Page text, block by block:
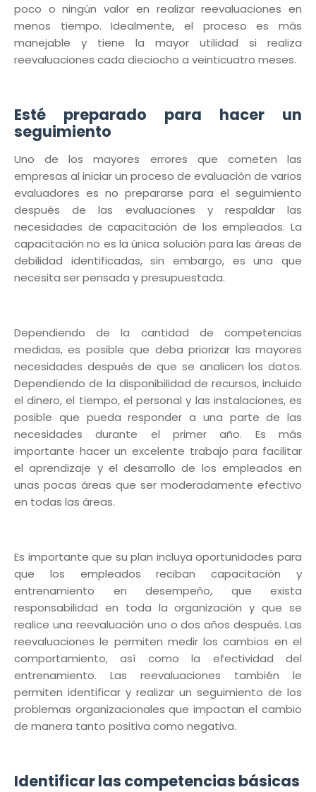
poco o ningún valor en realizar reevaluaciones en
menos tiempo. Idealmente, el proceso es más
manejable y tiene la mayor utilidad si realiza
reevaluaciones cada dieciocho a veinticuatro meses.
Esté preparado para hacer un
seguimiento
Uno de los mayores errores que cometen las
empresas al iniciar un proceso de evaluación de varios
evaluadores es no prepararse para el seguimiento
después de las evaluaciones y respaldar las
necesidades de capacitación de los empleados. La
capacitación no es la única solución para las áreas de
debilidad identificadas, sin embargo, es una que
necesita ser pensada y presupuestada.
Dependiendo de la cantidad de competencias
medidas, es posible que deba priorizar las mayores
necesidades después de que se analicen los datos.
Dependiendo de la disponibilidad de recursos, incluido
el dinero, el tiempo, el personal y las instalaciones, es
posible que pueda responder a una parte de las
necesidades durante el primer año. Es más
importante hacer un excelente trabajo para facilitar
el aprendizaje y el desarrollo de los empleados en
unas pocas áreas que ser moderadamente efectivo
en todas las áreas.
Es importante que su plan incluya oportunidades para
que los empleados reciban capacitación y
entrenamiento en desempeño, que exista
responsabilidad en toda la organización y que se
realice una reevaluación uno o dos años después. Las
reevaluaciones le permiten medir los cambios en el
comportamiento, así como la efectividad del
entrenamiento. Las reevaluaciones también le
permiten identificar y realizar un seguimiento de los
problemas organizacionales que impactan el cambio
de manera tanto positiva como negativa.
Identificar las competencias básicas